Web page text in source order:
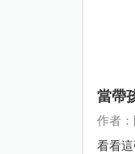
當帶
作者
看看